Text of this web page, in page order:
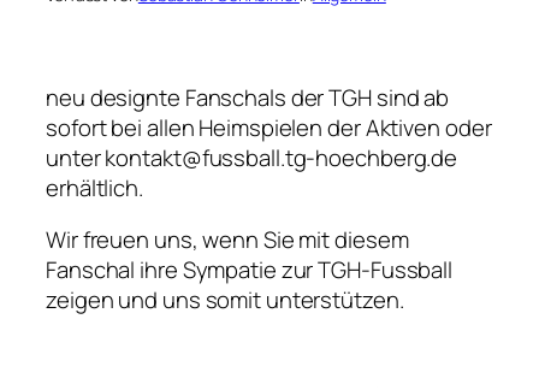
neu designte Fanschals der TGH sind ab
sofort bei allen Heimspielen der Aktiven oder
unter kontakt@fussball.tg-hoechberg.de
erhältlich.
Wir freuen uns, wenn Sie mit diesem
Fanschal ihre Sympatie zur TGH-Fussball
zeigen und uns somit unterstützen.